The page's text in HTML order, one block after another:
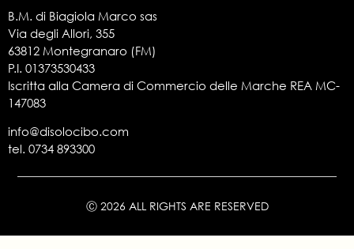
B.M. di Biagiola Marco sas
Via degli Allori, 355
63812 Montegranaro (FM)
P.I. 01373530433
Iscritta alla Camera di Commercio delle Marche REA MC-
147083
info@disolocibo.com
tel. 0734 893300
Ⓒ 2026 ALL RIGHTS ARE RESERVED